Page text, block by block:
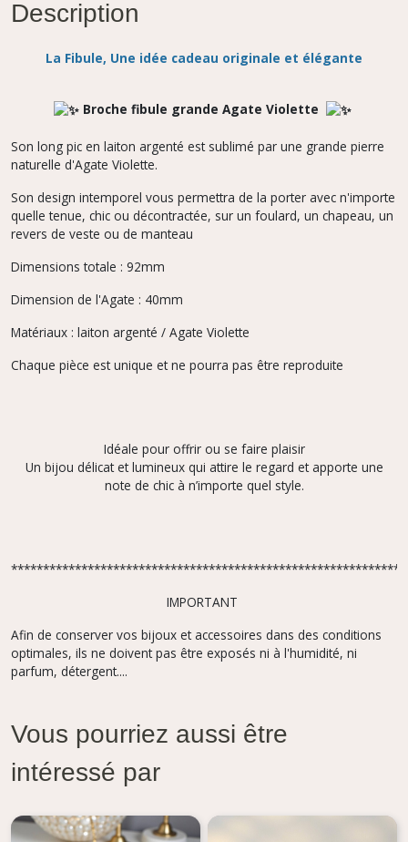
Description
La Fibule, Une idée cadeau originale et élégante
Broche fibule grande Agate Violette
Son long pic en laiton argenté est sublimé par une grande pierre
naturelle d'Agate Violette.
Son design intemporel vous permettra de la porter avec n'importe
quelle tenue, chic ou décontractée, sur un foulard, un chapeau, un
revers de veste ou de manteau
Dimensions totale : 92mm
Dimension de l'Agate : 40mm
Matériaux : laiton argenté / Agate Violette
Chaque pièce est unique et ne pourra pas être reproduite
Idéale pour offrir ou se faire plaisir
Un bijou délicat et lumineux qui attire le regard et apporte une
note de chic à n’importe quel style.
IMPORTANT
Afin de conserver vos bijoux et accessoires dans des conditions
optimales, ils ne doivent pas être exposés ni à l'humidité, ni
parfum, détergent....
Vous pourriez aussi être
intéressé par